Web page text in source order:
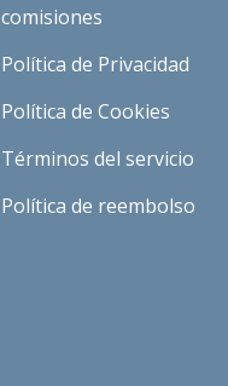
comisiones
Política de Privacidad
Política de Cookies
Términos del servicio
Política de reembolso